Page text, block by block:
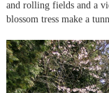
and rolling fields and a
blossom tress make a